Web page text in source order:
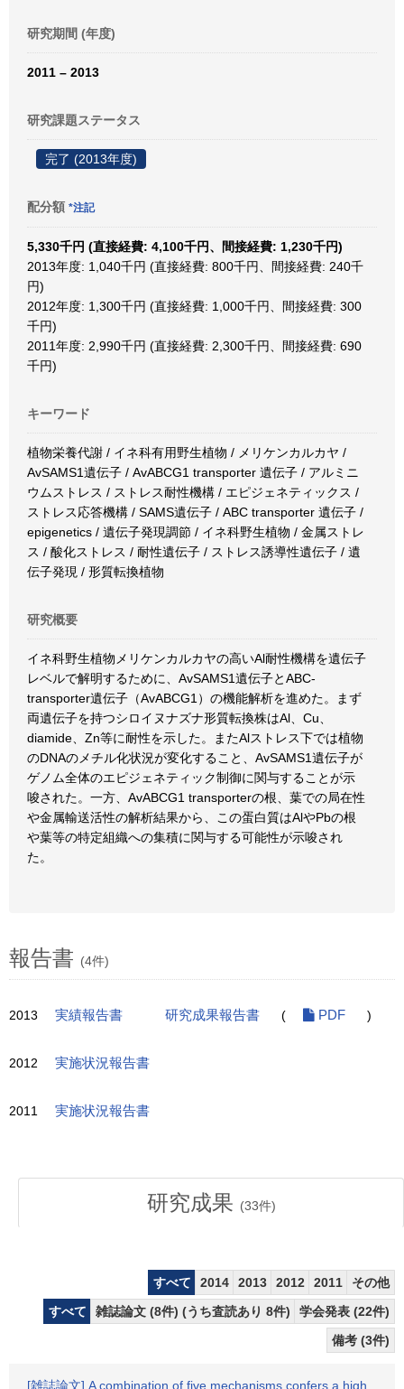
研究期間 (年度)
2011 – 2013
研究課題ステータス
完了 (2013年度)
配分額 *注記
5,330千円 (直接経費: 4,100千円、間接経費: 1,230千円)
2013年度: 1,040千円 (直接経費: 800千円、間接経費: 240千
円)
2012年度: 1,300千円 (直接経費: 1,000千円、間接経費: 300
千円)
2011年度: 2,990千円 (直接経費: 2,300千円、間接経費: 690
千円)
キーワード
植物栄養代謝 / イネ科有用野生植物 / メリケンカルカヤ /
AvSAMS1遺伝子 / AvABCG1 transporter 遺伝子 / アルミニ
ウムストレス / ストレス耐性機構 / エピジェネティックス /
ストレス応答機構 / SAMS遺伝子 / ABC transporter 遺伝子 /
epigenetics / 遺伝子発現調節 / イネ科野生植物 / 金属ストレ
ス / 酸化ストレス / 耐性遺伝子 / ストレス誘導性遺伝子 / 遺
伝子発現 / 形質転換植物
研究概要
イネ科野生植物メリケンカルカヤの高いAl耐性機構を遺伝子
レベルで解明するために、AvSAMS1遺伝子とABC-
transporter遺伝子（AvABCG1）の機能解析を進めた。まず
両遺伝子を持つシロイヌナズナ形質転換株はAl、Cu、
diamide、Zn等に耐性を示した。またAlストレス下では植物
のDNAのメチル化状況が変化すること、AvSAMS1遺伝子が
ゲノム全体のエピジェネティック制御に関与することが示
唆された。一方、AvABCG1 transporterの根、葉での局在性
や金属輸送活性の解析結果から、この蛋白質はAlやPbの根
や葉等の特定組織への集積に関与する可能性が示唆され
た。
報告書 (4件)
2013 実績報告書 研究成果報告書 ( PDF )
2012 実施状況報告書
2011 実施状況報告書
研究成果 (33件)
すべて 2014 2013 2012 2011
その他
すべて
雑誌論文 (8件) (うち査読あり 8件)
学会発表 (22件)
備考 (3件)
[雑誌論文] A combination of five mechanisms confers a high